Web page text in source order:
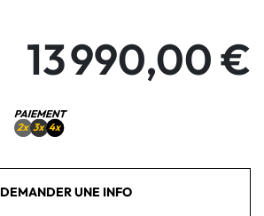
13 990,00 €
DEMANDER UNE INFO